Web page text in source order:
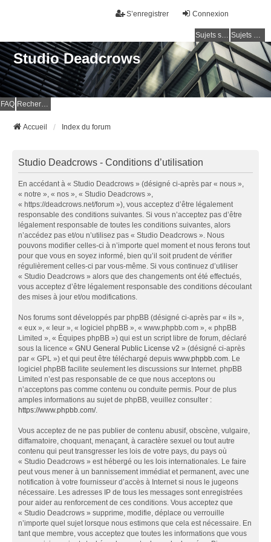
Connexion
S’enregistrer
Sujets sans réponse Sujets actifs
Studio Deadcrows
FAQ Rechercher
Accueil Index du forum
Studio Deadcrows - Conditions d’utilisation
En accédant à « Studio Deadcrows » (désigné ci-après par « nous »,
« notre », « nos », « Studio Deadcrows »,
« https://deadcrows.net/forum »), vous acceptez d’être légalement
responsable des conditions suivantes. Si vous n’acceptez pas d’être
légalement responsable de toutes les conditions suivantes, alors
n’accédez pas et/ou n’utilisez pas « Studio Deadcrows ». Nous
pouvons modifier celles-ci à n’importe quel moment et nous ferons tout
pour que vous en soyez informé, bien qu’il soit prudent de vérifier
régulièrement celles-ci par vous-même. Si vous continuez d’utiliser
« Studio Deadcrows » alors que des changements ont été effectués,
vous acceptez d’être légalement responsable des conditions découlant
des mises à jour et/ou modifications.
Nos forums sont développés par phpBB (désigné ci-après par « ils »,
« eux », « leur », « logiciel phpBB », « www.phpbb.com », « phpBB
Limited », « Équipes phpBB ») qui est un script libre de forum, déclaré
sous la licence « GNU General Public License v2 » (désigné ci-après
par « GPL ») et qui peut être téléchargé depuis www.phpbb.com. Le
logiciel phpBB facilite seulement les discussions sur Internet. phpBB
Limited n’est pas responsable de ce que nous acceptons ou
n’acceptons pas comme contenu ou conduite permis. Pour de plus
amples informations au sujet de phpBB, veuillez consulter :
https://www.phpbb.com/.
Vous acceptez de ne pas publier de contenu abusif, obscène, vulgaire,
diffamatoire, choquant, menaçant, à caractère sexuel ou tout autre
contenu qui peut transgresser les lois de votre pays, du pays où
« Studio Deadcrows » est hébergé ou les lois internationales. Le faire
peut vous mener à un bannissement immédiat et permanent, avec une
notification à votre fournisseur d’accès à Internet si nous le jugeons
nécessaire. Les adresses IP de tous les messages sont enregistrées
pour aider au renforcement de ces conditions. Vous acceptez que
« Studio Deadcrows » supprime, modifie, déplace ou verrouille
n’importe quel sujet lorsque nous estimons que cela est nécessaire. En
tant que membre, vous acceptez que toutes les informations que vous